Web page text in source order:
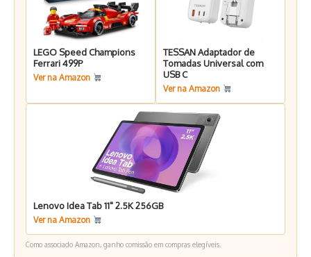
LEGO Speed Champions
Ferrari 499P
Ver na Amazon
TESSAN Adaptador de
Tomadas Universal com
USB C
Ver na Amazon
Lenovo Idea Tab 11" 2.5K 256GB
Ver na Amazon
Como associado Amazon, ganho comissão em compras elegíveis.